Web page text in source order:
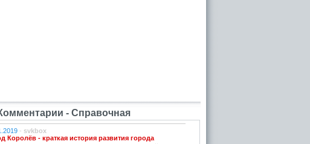
- Справочная
- svkbox
Королёв - краткая история развития города